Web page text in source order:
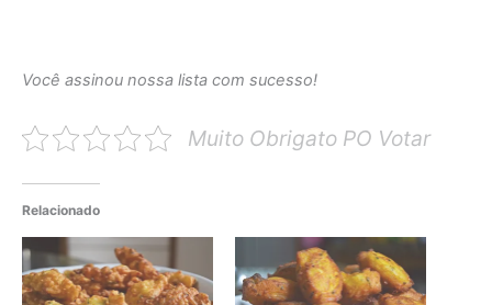
Você assinou nossa lista com sucesso!
Muito Obrigato PO Votar
Relacionado